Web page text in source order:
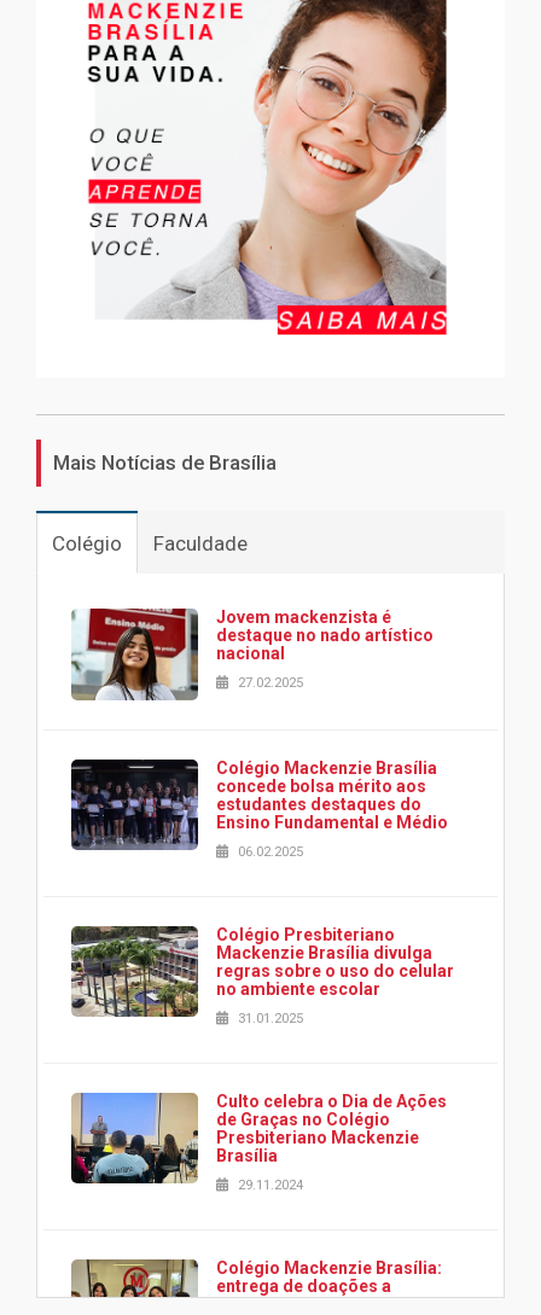
Mais Notícias de Brasília
Colégio Faculdade
Jovem mackenzista é
destaque no nado artístico
nacional
27.02.2025
Colégio Mackenzie Brasília
concede bolsa mérito aos
estudantes destaques do
Ensino Fundamental e Médio
06.02.2025
Colégio Presbiteriano
Mackenzie Brasília divulga
regras sobre o uso do celular
no ambiente escolar
31.01.2025
Culto celebra o Dia de Ações
de Graças no Colégio
Presbiteriano Mackenzie
Brasília
29.11.2024
Colégio Mackenzie Brasília:
entrega de doações a
associação Viver da Cidade